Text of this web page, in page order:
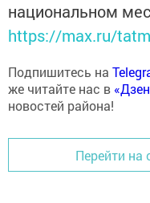
национальном
https://max.ru/
Подпишитесь на
же читайте нас в
новостей района!
Перейти на